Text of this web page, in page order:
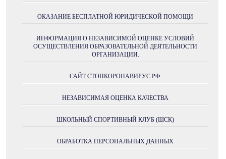
ОКАЗАНИЕ БЕСПЛАТНОЙ ЮРИДИЧЕСКОЙ ПОМОЩИ
ИНФОРМАЦИЯ О НЕЗАВИСИМОЙ ОЦЕНКЕ УСЛОВИЙ
ОСУЩЕСТВЛЕНИЯ ОБРАЗОВАТЕЛЬНОЙ ДЕЯТЕЛЬНОСТИ
ОРГАНИЗАЦИИ.
САЙТ СТОПКОРОНАВИРУС.РФ.
НЕЗАВИСИМАЯ ОЦЕНКА КАЧЕСТВА
ШКОЛЬНЫЙ СПОРТИВНЫЙ КЛУБ (ШСК)
ОБРАБОТКА ПЕРСОНАЛЬНЫХ ДАННЫХ